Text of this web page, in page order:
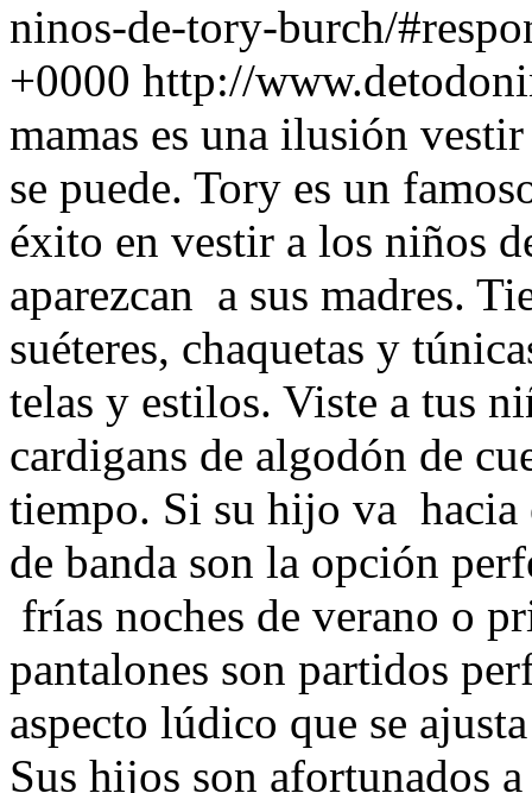
ninos-de-tory-burch/
+0000 http://
mamas es una ilusión
se puede. Tory es un
éxito en vestir a los niños
aparezcan a sus madres.
suéteres, chaquetas y
telas y estilos. Viste a tus
cardigans de algodón de
tiempo. Si su hijo va hacia
de banda son la opción
frías noches de verano o
pantalones son partidos
aspecto lúdico que se
Sus hijos son afortunados